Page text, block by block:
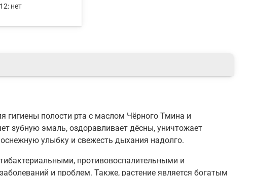
нет
гигиены полости рта с маслом Чёрного Тмина и
зубную эмаль, оздоравливает дёсны, уничтожает
улыбку и свежесть дыхания надолго.
противовоспалительными и
и проблем. Также, растение является богатым